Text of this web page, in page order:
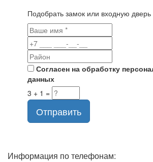
Подобрать замок или входную дверь
Согласен на обработку
данных
3 + 1 =
Отправить
Информация по телефонам: